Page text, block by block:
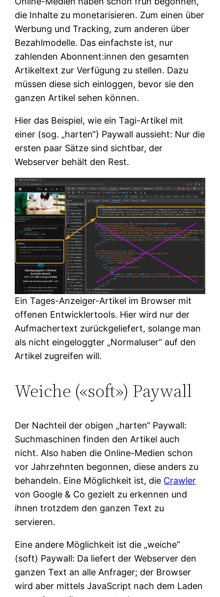
die Inhalte zu monetarisieren. Zum einen über
Werbung und Tracking, zum anderen über
Bezahlmodelle. Das einfachste ist, nur
zahlenden Abonnent:innen den gesamten
Artikeltext zur Verfügung zu stellen. Dazu
müssen diese sich einloggen, bevor sie den
ganzen Artikel sehen können.
Hier das Beispiel, wie ein Tagi-Artikel mit
einer (sog. „harten“) Paywall aussieht: Nur die
ersten paar Sätze sind sichtbar, der
Webserver behält den Rest.
Ein Tages-Anzeiger-Artikel im Browser mit
offenen Entwicklertools. Hier wird nur der
Aufmachertext zurückgeliefert, solange man
als nicht eingeloggter „Normaluser“ auf den
Artikel zugreifen will.
Weiche («soft») Paywall
Der Nachteil der obigen „harten“ Paywall:
Suchmaschinen finden den Artikel auch
nicht. Also haben die Online-Medien schon
vor Jahrzehnten begonnen, diese anders zu
behandeln. Eine Möglichkeit ist, die Crawler
von Google & Co gezielt zu erkennen und
ihnen trotzdem den ganzen Text zu
servieren.
Eine andere Möglichkeit ist die „weiche“
(soft) Paywall: Da liefert der Webserver den
ganzen Text an alle Anfrager; der Browser
wird aber mittels JavaScript nach dem Laden